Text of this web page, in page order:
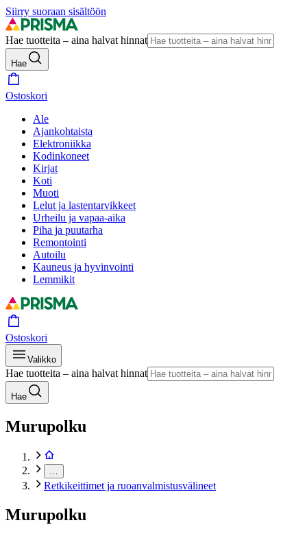
Siirry suoraan sisältöön
Hae tuotteita – aina halvat hinnat
Hae
Ostoskori
Ale
Ajankohtaista
Elektroniikka
Kodinkoneet
Kirjat
Koti
Muoti
Lelut ja lastentarvikkeet
Urheilu ja vapaa-aika
Piha ja puutarha
Remontointi
Autoilu
Kauneus ja hyvinvointi
Lemmikit
Ostoskori
Valikko
Hae tuotteita – aina halvat hinnat
Hae
Murupolku
Retkikeittimet ja ruoanvalmistusvälineet
Murupolku